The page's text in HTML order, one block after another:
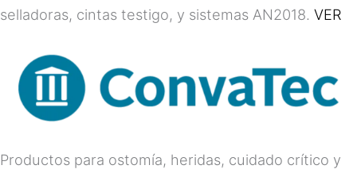
selladoras, cintas testigo, y sistemas AN2018. VER
Productos para ostomía, heridas, cuidado crítico y